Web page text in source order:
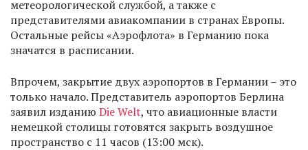
метеорологической службой, а также с
представителями авиакомпании в странах Европы.
Остальные рейсы «Аэрофлота» в Германию пока
значатся в расписании.
Впрочем, закрытие двух аэропортов в Германии – это
только начало. Представитель аэропортов Берлина
заявил изданию Die Welt, что авиационные власти
немецкой столицы готовятся закрыть воздушное
пространство с 11 часов (13:00 мск).